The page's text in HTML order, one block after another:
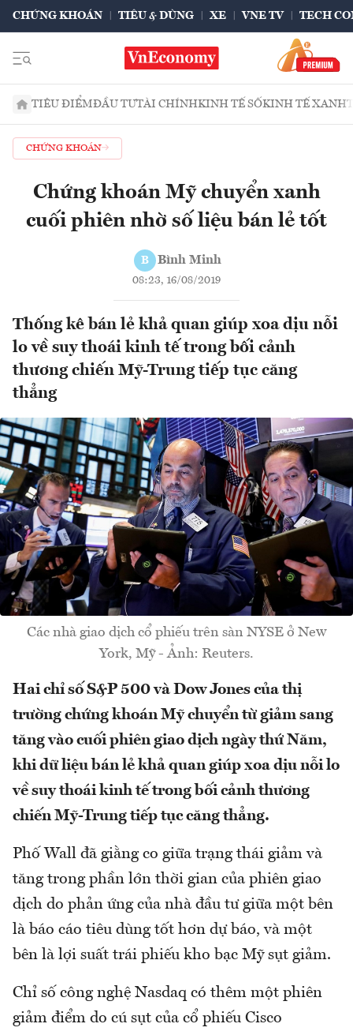
CHỨNG KHOÁN TIÊU & DÙNG XE VNE TV TECH
TIÊU ĐIỂMĐẦU TƯTÀI CHÍNHKINH TẾ SỐKINH TẾ XANH
CHỨNG KHOÁN
Chứng khoán Mỹ chuyển xanh
cuối phiên nhờ số liệu bán lẻ tốt
B Bình Minh
08:23, 16/08/2019
Thống kê bán lẻ khả quan giúp xoa dịu nỗi
lo về suy thoái kinh tế trong bối cảnh
thương chiến Mỹ-Trung tiếp tục căng
thẳng
Các nhà giao dịch cổ phiếu trên sàn NYSE ở New
York, Mỹ - Ảnh: Reuters.
Hai chỉ số S&P 500 và Dow Jones của thị
trường chứng khoán Mỹ chuyển từ giảm sang
tăng vào cuối phiên giao dịch ngày thứ Năm,
khi dữ liệu bán lẻ khả quan giúp xoa dịu nỗi lo
về suy thoái kinh tế trong bối cảnh thương
chiến Mỹ-Trung tiếp tục căng thẳng.
Phố Wall đã giằng co giữa trạng thái giảm và
tăng trong phần lớn thời gian của phiên giao
dịch do phản ứng của nhà đầu tư giữa một bên
là báo cáo tiêu dùng tốt hơn dự báo, và một
bên là lợi suất trái phiếu kho bạc Mỹ sụt giảm.
Chỉ số công nghệ Nasdaq có thêm một phiên
giảm điểm do cú sụt của cổ phiếu Cisco